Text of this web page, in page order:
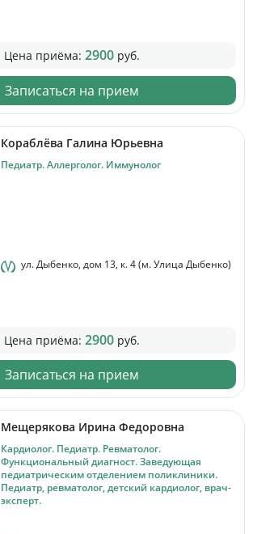
Цена приёма: 2900руб.
Записаться на прием
Кораблёва Галина Юрьевна
Педиатр. Аллерголог. Иммунолог
ул. Дыбенко, дом 13, к. 4 (м. Улица Дыбенко)
Цена приёма: 2900руб.
Записаться на прием
Мещерякова Ирина Федоровна
Кардиолог. Педиатр. Ревматолог.
Функциональный диагност. Заведующая
педиатрическим отделением поликлиники.
Педиатр, ревматолог, детский кардиолог, врач-
эксперт.